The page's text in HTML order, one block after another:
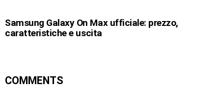
Samsung Galaxy On Max ufficiale: prezzo,
caratteristiche e uscita
COMMENTS